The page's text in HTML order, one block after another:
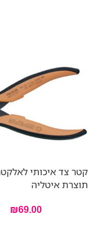
קטר צד איכותי
תוצרת איטליה
₪69.00